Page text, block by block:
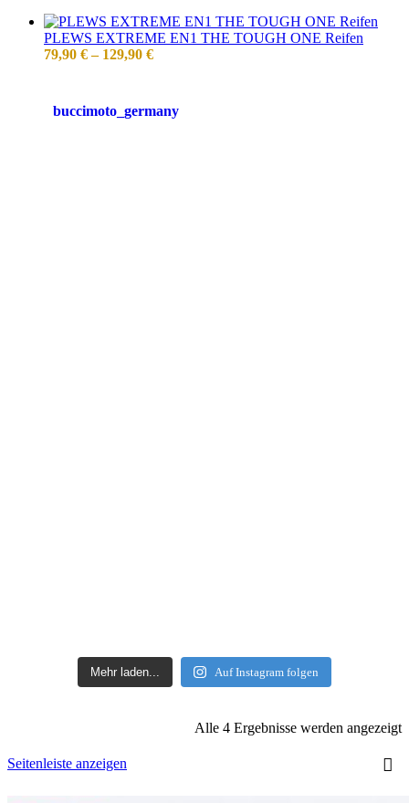
PLEWS EXTREME EN1 THE TOUGH ONE Reifen
79,90 €– 129,90 €
buccimoto_germany
Mehr laden... Auf Instagram folgen
Alle 4 Ergebnisse werden angezeigt
Seitenleiste anzeigen